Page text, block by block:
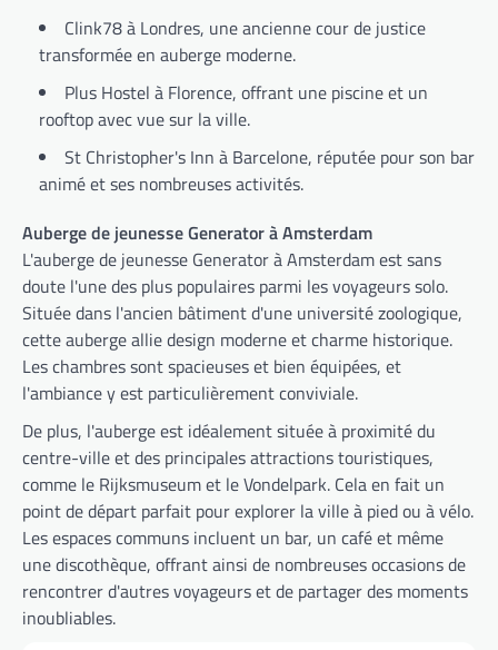
Clink78 à Londres, une ancienne cour de justice
transformée en auberge moderne.
Plus Hostel à Florence, offrant une piscine et un
rooftop avec vue sur la ville.
St Christopher's Inn à Barcelone, réputée pour son bar
animé et ses nombreuses activités.
Auberge de jeunesse Generator à Amsterdam
L'auberge de jeunesse Generator à Amsterdam est sans
doute l'une des plus populaires parmi les voyageurs solo.
Située dans l'ancien bâtiment d'une université zoologique,
cette auberge allie design moderne et charme historique.
Les chambres sont spacieuses et bien équipées, et
l'ambiance y est particulièrement conviviale.
De plus, l'auberge est idéalement située à proximité du
centre-ville et des principales attractions touristiques,
comme le Rijksmuseum et le Vondelpark. Cela en fait un
point de départ parfait pour explorer la ville à pied ou à vélo.
Les espaces communs incluent un bar, un café et même
une discothèque, offrant ainsi de nombreuses occasions de
rencontrer d'autres voyageurs et de partager des moments
inoubliables.